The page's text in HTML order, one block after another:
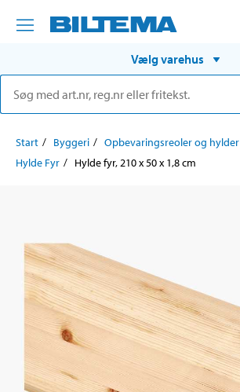
Vælg varehus
Start Byggeri Opbevaringsreoler og hylder
Hylde Fyr
Hylde fyr, 210 x 50 x 1,8 cm